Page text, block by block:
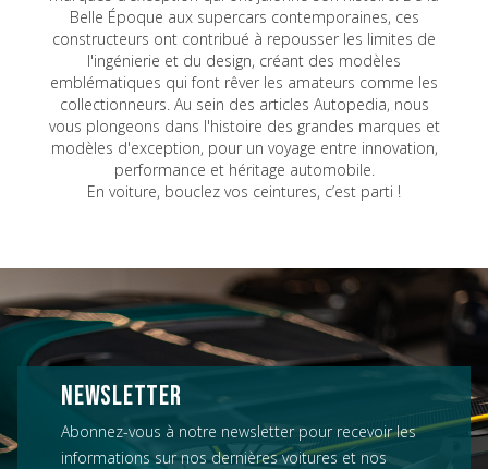
Belle Époque aux supercars contemporaines, ces
constructeurs ont contribué à repousser les limites de
l'ingénierie et du design, créant des modèles
emblématiques qui font rêver les amateurs comme les
collectionneurs. Au sein des articles Autopedia, nous
vous plongeons dans l'histoire des grandes marques et
modèles d'exception, pour un voyage entre innovation,
performance et héritage automobile.
En voiture, bouclez vos ceintures, c’est parti !
NEWSLETTER
Abonnez-vous à notre newsletter pour recevoir les
informations sur nos dernières voitures et nos